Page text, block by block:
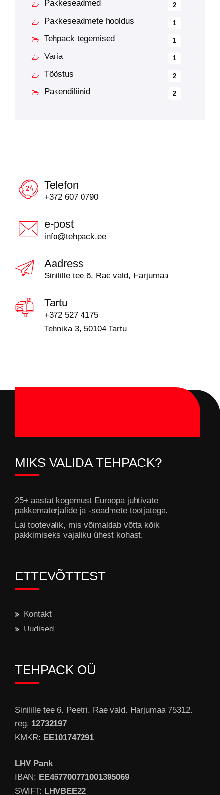
Pakkeseadmed 2
Pakkeseadmete hooldus 1
Tehpack tegemised 1
Varia 1
Tööstus 2
Pakendiliinid 2
Telefon
+372 607 0790
e-post
info@tehpack.ee
Aadress
Sinilille tee 6, Rae vald, Harjumaa
Tartu
+372 527 4175
Tehnika 3, 50104 Tartu
MIKS VALIDA TEHPACK?
25+ aastat kogemust Euroopa juhtivate
pakkematerjalide ja -seadmete tootjatega.
Lai tootevalik, mis võimaldab võtta kõik
pakkimiseks vajaliku ühest kohast.
ETTEVÕTTEST
Kontakt
Uudised
TEHPACK OÜ
Sinilille tee 6, Peetri, Rae vald, Harjumaa 75312.
reg. 12732197
KMKR: EE101747291
LHV Pank
IBAN: EE467700771001395069
SWIFT: LHVBEE22